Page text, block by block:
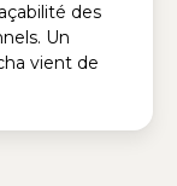
des
Un
vient de